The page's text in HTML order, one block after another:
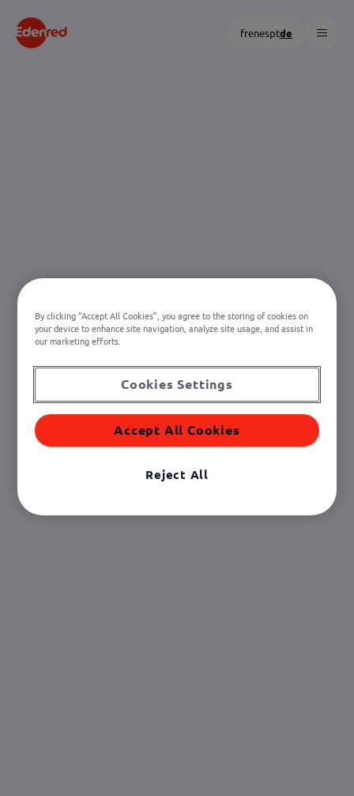
frenesptde
By clicking “Accept All Cookies”, you agree to the storing of cookies on
your device to enhance site navigation, analyze site usage, and assist in
our marketing efforts.
Reject All
Accept All Cookies
Cookies Settings